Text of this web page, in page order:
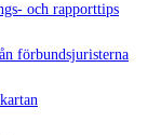
och rapporttips
förbundsjuristerna